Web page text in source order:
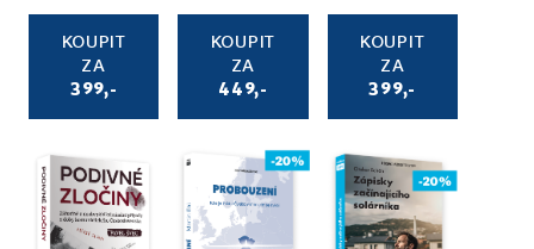
KOUPIT
ZA
399,-
KOUPIT
ZA
449,-
KOUPIT
ZA
399,-